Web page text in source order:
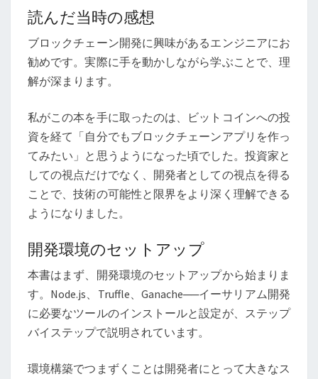
分
散
読んだ当時の感想
ブロックチェーン開発に興味があるエンジニアにお
勧めです。実際に手を動かしながら学ぶことで、理
解が深まります。
私がこの本を手に取ったのは、ビットコインへの投
資を経て「自分でもブロックチェーンアプリを作っ
てみたい」と思うようになった頃でした。投資家と
しての視点だけでなく、開発者としての視点を得る
ことで、技術の可能性と限界をより深く理解できる
ようになりました。
開発環境のセットアップ
本書はまず、開発環境のセットアップから始まりま
す。Node.js、Truffle、Ganache──イーサリアム開発
に必要なツールのインストールと設定が、ステップ
バイステップで説明されています。
環境構築でつまずくことは開発者にとって大きなス